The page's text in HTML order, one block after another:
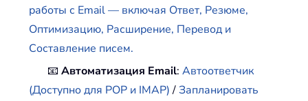
работы с Email — включая Ответ, Резюме,
Оптимизацию, Расширение, Перевод и
Составление писем.
📧Автоматизация Email:Автоответчик
(Доступно для POP и IMAP)/Запланировать